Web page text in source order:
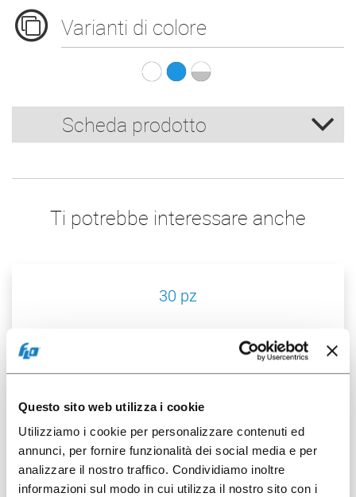
Questo sito web utilizza i cookie
Utilizziamo i cookie per personalizzare contenuti ed
annunci, per fornire funzionalità dei social media e per
analizzare il nostro traffico. Condividiamo inoltre
informazioni sul modo in cui utilizza il nostro sito con i
Varianti di colore
B.180 Thermo
B.180 Thermo
Scheda prodotto
Ti potrebbe interessare anche
30 pz